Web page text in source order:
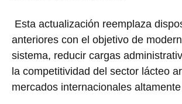
Esta actualización reemplaza
anteriores con el objetivo de
sistema, reducir cargas
la competitividad del sector lácteo
mercados internacionales